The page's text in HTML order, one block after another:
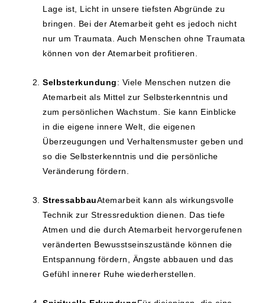
Lage ist, Licht in unsere tiefsten Abgründe zu
bringen. Bei der Atemarbeit geht es jedoch nicht
nur um Traumata. Auch Menschen ohne Traumata
können von der Atemarbeit profitieren.
Selbsterkundung: Viele Menschen nutzen die
Atemarbeit als Mittel zur Selbsterkenntnis und
zum persönlichen Wachstum. Sie kann Einblicke
in die eigene innere Welt, die eigenen
Überzeugungen und Verhaltensmuster geben und
so die Selbsterkenntnis und die persönliche
Veränderung fördern.
StressabbauAtemarbeit kann als wirkungsvolle
Technik zur Stressreduktion dienen. Das tiefe
Atmen und die durch Atemarbeit hervorgerufenen
veränderten Bewusstseinszustände können die
Entspannung fördern, Ängste abbauen und das
Gefühl innerer Ruhe wiederherstellen.